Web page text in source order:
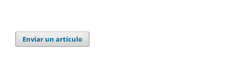
Enviar un artículo